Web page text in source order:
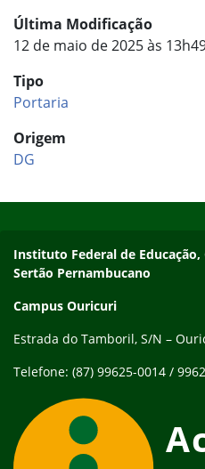
Última Modificação
12 de maio de 2025 às
Tipo
Portaria
Origem
DG
Endereço
Instituto Federal de Educação,
Sertão Pernambucano
Campus Ouricuri
Estrada do Tamboril, S/N –
Telefone: (87) 99625-0014 /